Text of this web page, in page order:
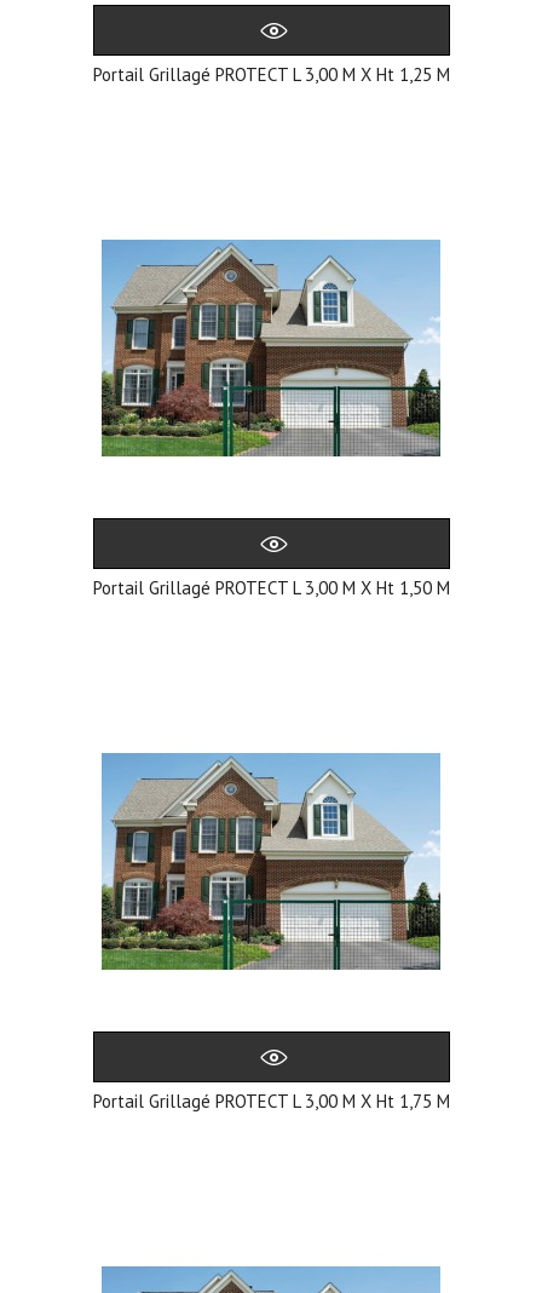
Portail Grillagé PROTECT L 3,00 M X Ht 1,25 M
Portail Grillagé PROTECT L 3,00 M X Ht 1,50 M
Portail Grillagé PROTECT L 3,00 M X Ht 1,75 M